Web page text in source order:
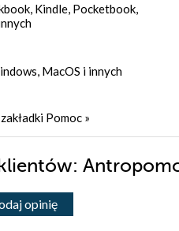
Kindle, Pocketbook,
MacOS i innych
Pomoc »
opinię